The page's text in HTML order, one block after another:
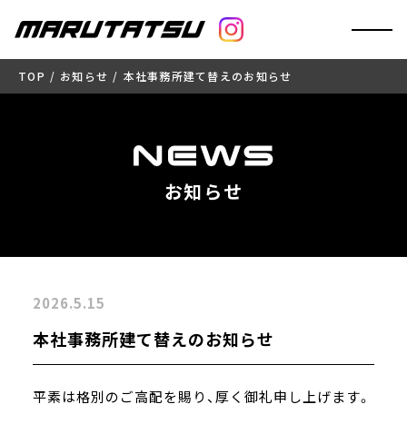
TOP お知らせ 本社事務所建て替えのお知らせ
お知らせ
2026.5.15
本社事務所建て替えのお知らせ
平素は格別のご高配を賜り、厚く御礼申し上げます。